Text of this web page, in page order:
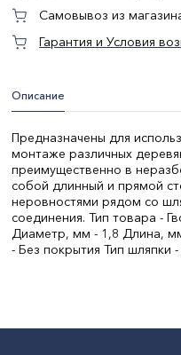
Описание
Предназначены для
монтаже различных
преимущественно в
собой длинный и прямой
неровностями рядом со
соединения. Тип товара -
Диаметр, мм - 1,8 Длина,
- Без покрытия Тип шляпки -
Самовывоз из
Гарантия и Условия